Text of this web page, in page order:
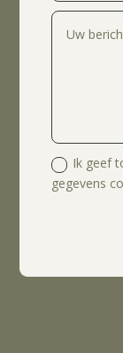
Ik geef
gegevens